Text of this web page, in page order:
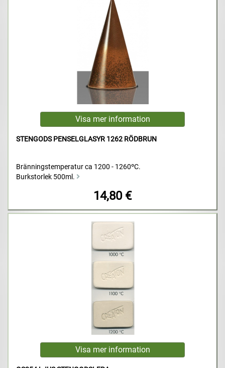
STENGODS PENSELGLASYR 1262 RÖDBRUN
Bränningstemperatur ca 1200 - 1260ºC.
Burkstorlek 500ml.
14,80 €